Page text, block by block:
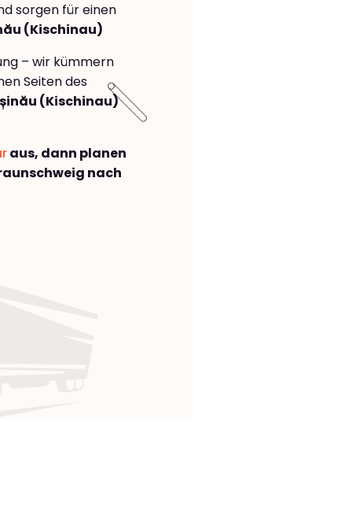
sorgen für einen
(Kischinau)
– wir kümmern
Seiten des
(Kischinau)
aus, dann planen
nach